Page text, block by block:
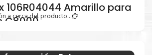
106R04044 Amarillo para
C8000
a cerca del producto...